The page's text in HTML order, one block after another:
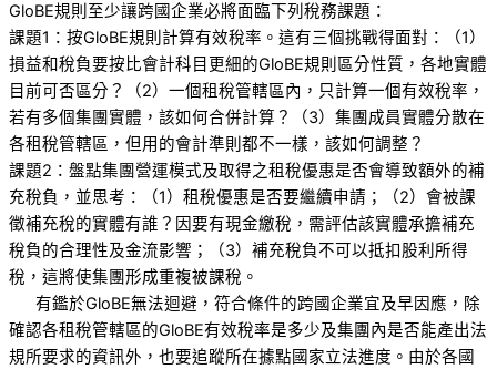
GloBE規則至少讓跨國企業必將面臨下列稅務課題：
課題1：按GloBE規則計算有效稅率。這有三個挑戰得面對：（1）
損益和稅負要按比會計科目更細的GloBE規則區分性質，各地實體
目前可否區分？（2）一個租稅管轄區內，只計算一個有效稅率，
若有多個集團實體，該如何合併計算？（3）集團成員實體分散在
各租稅管轄區，但用的會計準則都不一樣，該如何調整？
課題2：盤點集團營運模式及取得之租稅優惠是否會導致額外的補
充稅負，並思考：（1）租稅優惠是否要繼續申請；（2）會被課
徵補充稅的實體有誰？因要有現金繳稅，需評估該實體承擔補充
稅負的合理性及金流影響；（3）補充稅負不可以抵扣股利所得
稅，這將使集團形成重複被課稅。
有鑑於GloBE無法迴避，符合條件的跨國企業宜及早因應，除
確認各租稅管轄區的GloBE有效稅率是多少及集團內是否能產出法
規所要求的資訊外，也要追蹤所在據點國家立法進度。由於各國